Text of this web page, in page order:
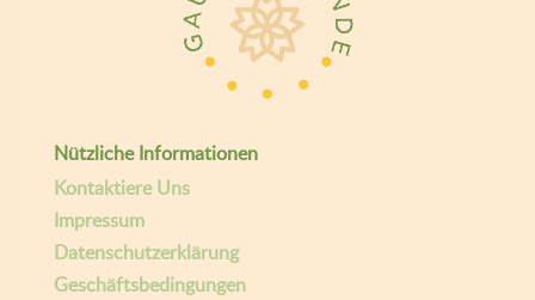
Nützliche Informationen
Kontaktiere Uns
Impressum
Datenschutzerklärung
Geschäftsbedingungen